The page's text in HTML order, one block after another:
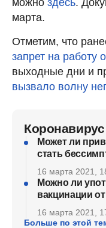
марта.
Отметим, что
запрет на работу
выходные дни и
вызвало волну
Коронавирус
Может ли
стать
16 марта 2021,
Можно ли
вакцинации
16 марта 2021,
Больше по этой